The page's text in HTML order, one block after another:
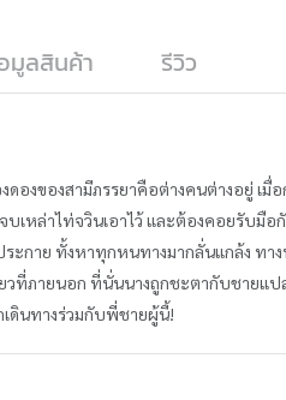
มูลสินค้า รีวิว
งของสามีภรรยาคือต่างคนต่างอยู่ เมื่
หล่าไท่จวินเอาไว้ และต้องคอยรับมือ
กาย ทั้งหาทุกหนทางมากลั่นแกล้ง ทาง
วที่ภายนอก ที่นั่นนางถูกชะตากับชายแ
เดินทางร่วมกับพี่ชายผู้นี้!